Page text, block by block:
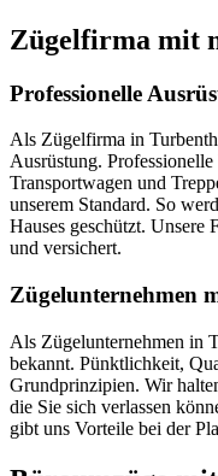
Zügelfirma mit
Professionelle
Als Zügelfirma in
Ausrüstung.
Transportwagen und
unserem Standard. So
Hauses geschützt. Unsere
und versichert.
Zügelunternehmen
Als Zügelunternehmen in
bekannt. Pünktlichkeit,
Grundprinzipien. Wir
die Sie sich verlassen
gibt uns Vorteile bei der